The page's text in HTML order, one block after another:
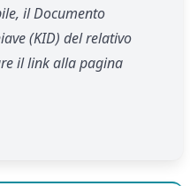
il Documento
(KID) del relativo
il link alla pagina